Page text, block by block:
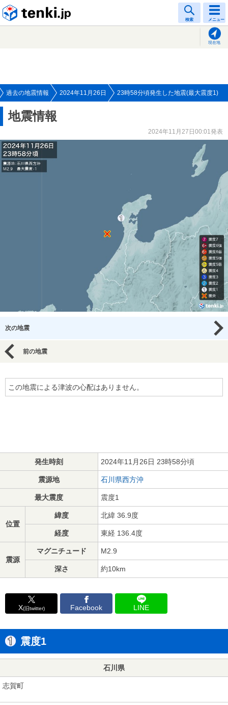
検索 メニュー
現在地
過去の地震情報 2024年11月26日 23時58分頃発生した地震(最大震度1)
地震情報
2024年11月27日00:01発表
次の地震
前の地震
この地震による津波の心配はありません。
発生時刻 2024年11月26日 23時58分頃
震源地 石川県西方沖
最大震度 震度1
位置
緯度 北緯 36.9度
経度 東経 136.4度
震源
マグニチュード M2.9
深さ 約10km
X(旧twitter) Facebook LINE
震度1
石川県
志賀町